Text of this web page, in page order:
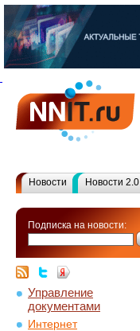
Новости Новости 2.0
Подписка на новости:
Управление
документами
Интернет